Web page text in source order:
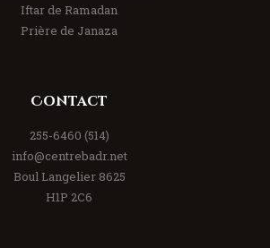
Iftar de Ramadan
Prière de Janaza
Contact
(514) 255-6460
info@centrebadr.net
8625 Boul Langelier
H1P 2C6